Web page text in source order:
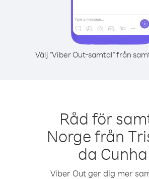
Välj "Viber Out-samtal" från
Råd för
Norge från
da Cunha
Viber Out ger dig mer